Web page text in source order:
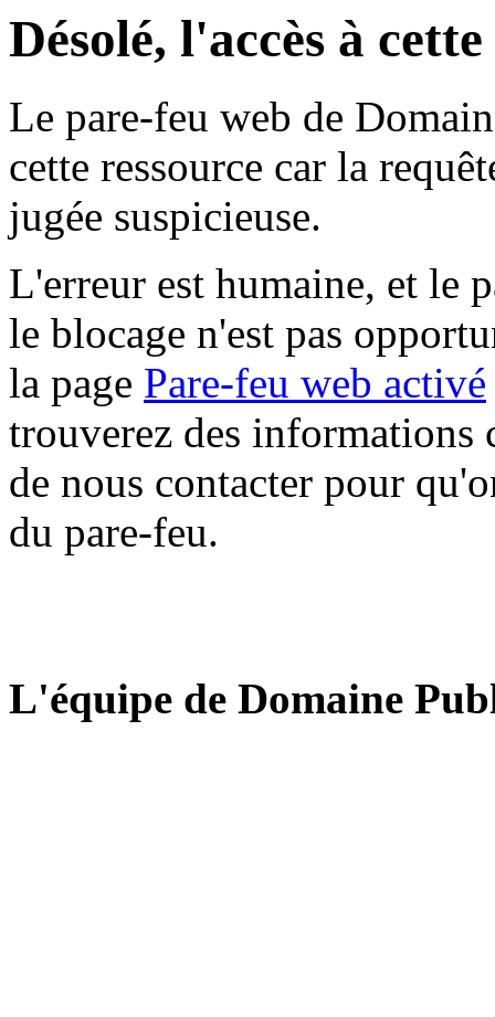
Désolé, l'accès à
Le pare-feu web de
cette ressource car la
jugée suspicieuse.
L'erreur est humaine, et le
le blocage n'est pas
la page Pare-feu web activé
trouverez des informations
de nous contacter pour
du pare-feu.
L'équipe de Domaine